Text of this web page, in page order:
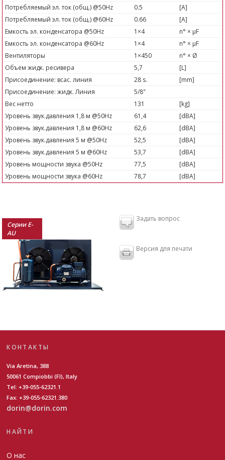
Потребляемый эл. ток (общ.) @50Hz
0.5
[A]
Потребляемый эл. ток (общ.) @60Hz
0.66
[A]
Емкость эл. конденсатора @50Hz
1×4
n° × µF
Емкость эл. конденсатора @60Hz
1×4
n° × µF
Вентиляторы
1×450
n° × Ø
Объем жидк. ресивера
5,7
[L]
Присоединение: всас. линия
28 s.
[mm]
Присоединение: жидк. Линия
5/8"
Вес нетто
131
[kg]
Уровень звук.давления 1,8 м @50Hz
61,4
[dBA]
Уровень звук.давления 1,8 м @60Hz
62,6
[dBA]
Уровень звук.давления 5 м @50Hz
52,5
[dBA]
Уровень звук.давления 5 м @60Hz
53,7
[dBA]
Уровень мощности звука @50Hz
77,5
[dBA]
Уровень мощности звука @60Hz
78,7 [dBA]
Серии E-
AU
Задать вопрос
Версия для печати
КОНТАКТЫ
Via Aretina, 388
50061 Compiobbi (FI), Italy
Tel: +39-055-62321.1
Fax: +39-055-62321.380
dorin@dorin.com
НАЙТИ
О нас